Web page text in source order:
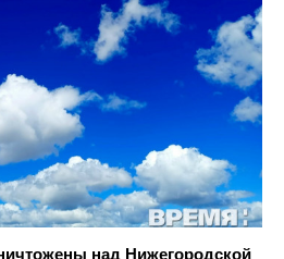
над Нижегородской